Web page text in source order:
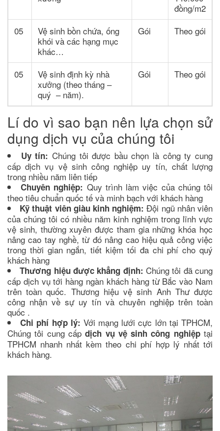
đồng/m2
05
Vệ sinh bồn chứa, ống
khói và các hạng mục
khác…
Gói Theo gói
05
Vệ sinh định kỳ nhà
xưởng (theo tháng –
quý – năm).
Gói Theo gói
Lí do vì sao bạn nên lựa chọn sử
dụng dịch vụ của chúng tôi
Uy tín: Chúng tôi được bầu chọn là công ty cung
cấp dịch vụ vệ sinh công nghiệp uy tín, chất lượng
trong nhiều năm liên tiếp
Chuyên nghiệp: Quy trình làm việc của chúng tôi
theo tiêu chuẩn quốc tế và minh bạch với khách hàng
Kỹ thuật viên giàu kinh nghiệm: Đội ngũ nhân viên
của chúng tôi có nhiều năm kinh nghiệm trong lĩnh vực
vệ sinh, thường xuyên được tham gia những khóa học
nâng cao tay nghề, từ đó nâng cao hiệu quả công việc
trong thời gian ngắn, tiết kiệm tối đa chi phí cho quý
khách hàng
Thương hiệu được khẳng định: Chúng tôi đã cung
cấp dịch vụ tới hàng ngàn khách hàng từ Bắc vào Nam
trên toàn quốc. Thương hiệu vệ sinh Anh Thư được
công nhận về sự uy tín và chuyên nghiệp trên toàn
quốc .
Chi phí hợp lý: Với mạng lưới cực lớn tại TPHCM,
Chúng tôi cung cấpdịch vụ vệ sinh công nghiệptại
TPHCM nhanh nhất kèm theo chi phí hợp lý nhất tới
khách hàng.